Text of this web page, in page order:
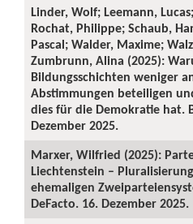
Linder, Wolf; Leemann,
Rochat, Philippe; Schaub,
Pascal; Walder, Maxime;
Zumbrunn, Alina (2025):
Bildungsschichten weniger
Abstimmungen beteiligen
dies für die Demokratie hat.
Dezember 2025.
Marxer, Wilfried (2025):
Liechtenstein –
ehemaligen
DeFacto. 16. Dezember 2025.